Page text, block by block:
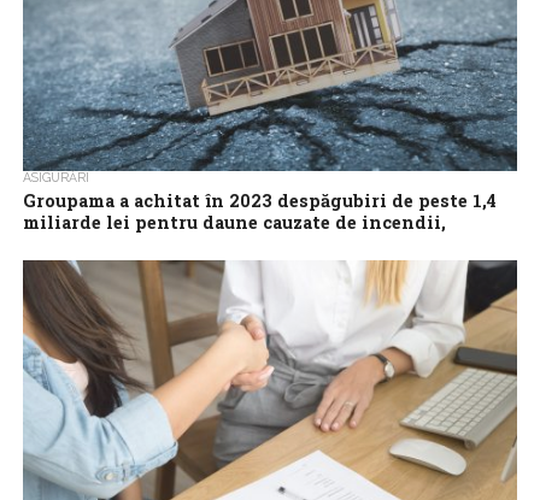
ASIGURĂRI
Groupama a achitat în 2023 despăgubiri de peste 1,4
miliarde lei pentru daune cauzate de incendii,
Groupama, liderul pieţei de asigurări din România, a achitat anul
trecut peste 1,4 miliarde de lei pentru daune cauzate de incendii,
accidente...